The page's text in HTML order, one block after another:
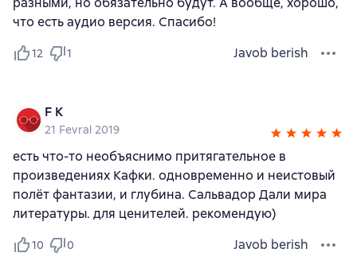
что есть аудио версия. Спасибо!
12 1 Javob berish
F K
21 Fevral 2019
есть что-то необъяснимо притягательное в
произведениях Кафки. одновременно и неистовый
полёт фантазии, и глубина. Сальвадор Дали мира
литературы. для ценителей. рекомендую)
10 0 Javob berish